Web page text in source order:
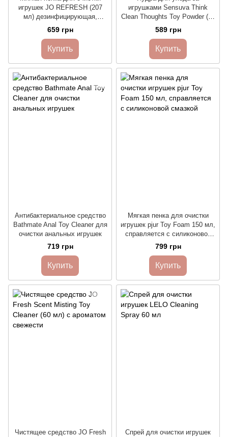
игрушек JO REFRESH (207
мл) дезинфицирующая,
проникает глубоко
659 грн
Купить
игрушками Sensuva Think
Clean Thoughts Toy Powder (56
г)
589 грн
Купить
Антибактериальное средство
Bathmate Anal Toy Cleaner для
очистки анальных игрушек
719 грн
Купить
Мягкая пенка для очистки
игрушек pjur Toy Foam 150 мл,
справляется с силиконовой
смазкой
799 грн
Купить
Чистящее средство JO Fresh
Спрей для очистки игрушек